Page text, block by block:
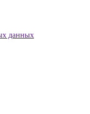
данных